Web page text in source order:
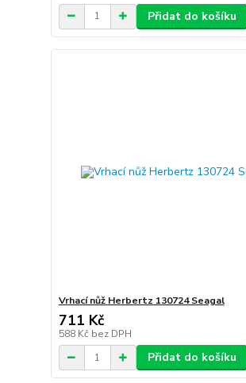
Přidat do košíku
Vrhací nůž Herbertz 130724 Seagal
711 Kč
588 Kč bez DPH
Přidat do košíku